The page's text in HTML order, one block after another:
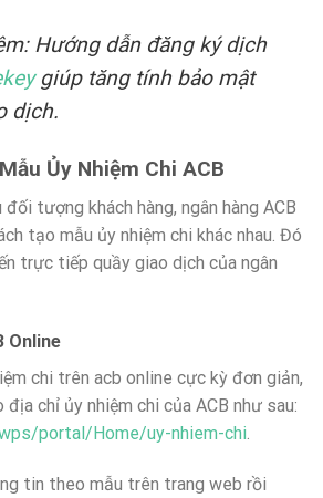
Hướng dẫn đăng ký dịch
giúp tăng tính bảo mật
dịch.
Ủy Nhiệm Chi ACB
tượng khách hàng, ngân hàng ACB
tạo mẫu ủy nhiệm chi khác nhau. Đó
trực tiếp quầy giao dịch của ngân
Online
chi trên acb online cực kỳ đơn giản,
chỉ ủy nhiệm chi của ACB như sau:
portal/Home/uy-nhiem-chi
tin theo mẫu trên trang web rồi